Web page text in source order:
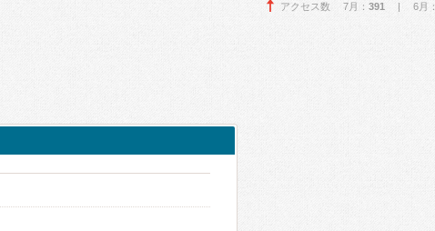
アクセス数 7月： 391 | 6月：